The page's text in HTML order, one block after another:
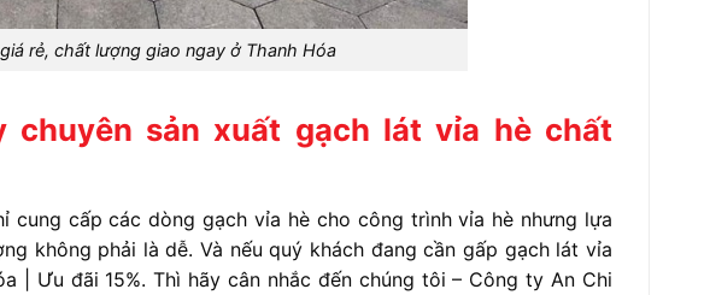
rẻ, chất lượng giao ngay ở Thanh Hóa
chuyên sản xuất gạch lát vỉa hè chất
cung cấp các dòng gạch vỉa hè cho công trình vỉa hè nhưng lựa
không phải là dễ. Và nếu quý khách đang cần gấp gạch lát vỉa
| Ưu đãi 15%. Thì hãy cân nhắc đến chúng tôi – Công ty An Chi